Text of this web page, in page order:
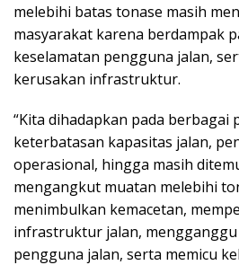
melebihi batas tonase masih
masyarakat karena berdampak
keselamatan pengguna jalan,
kerusakan infrastruktur.
“Kita dihadapkan pada berbagai
keterbatasan kapasitas jalan,
operasional, hingga masih
mengangkut muatan melebihi
menimbulkan kemacetan,
infrastruktur jalan, mengganggu
pengguna jalan, serta memicu